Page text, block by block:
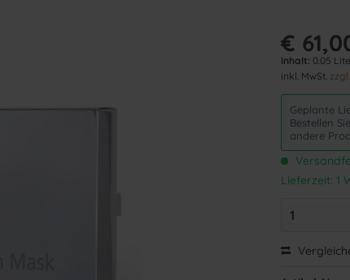
€
Inhalt: 0.05
inkl. MwSt.
Geplante
Bestellen
andere
Lieferzeit: 1